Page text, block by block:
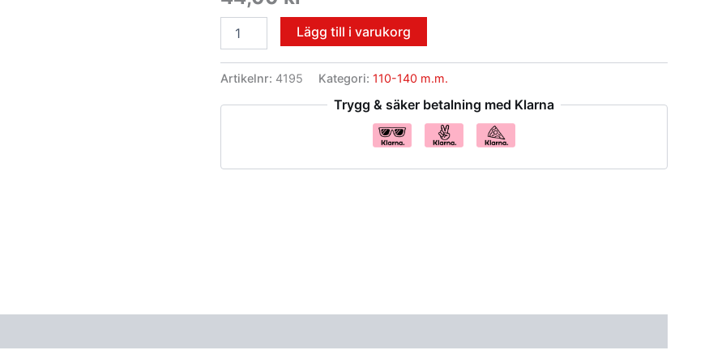
Lägg till i varukorg
Artikelnr: 4195 Kategori: 110-140 m.m.
Trygg & säker betalning med Klarna